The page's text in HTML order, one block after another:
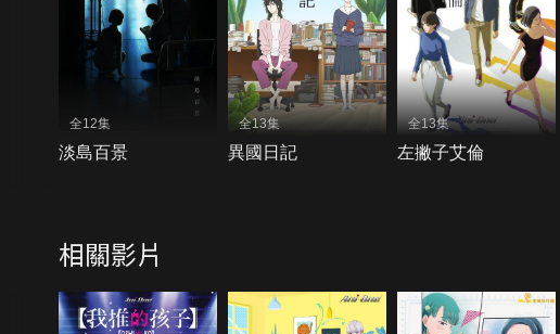
全12集
淡島百景
全13集
異國日記
全13集
左撇子艾倫
相關影片